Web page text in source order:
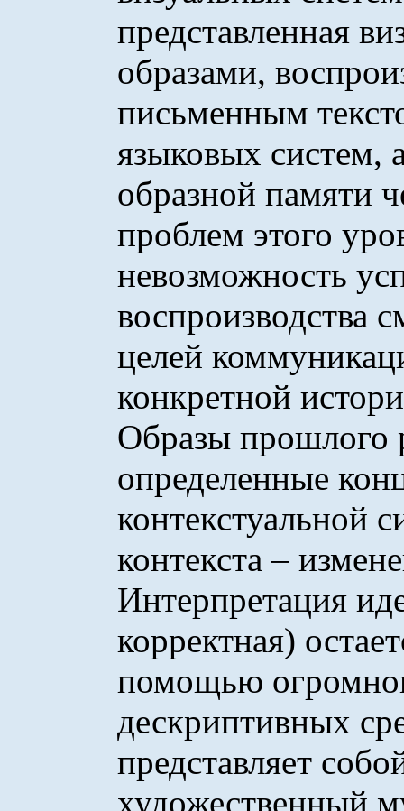
представленная
образами,
письменным
языковых систем,
образной памяти
проблем этого
невозможность
воспроизводства
целей
конкретной
Образы прошлого
определенные
контекстуальной
контекста –
Интерпретация
корректная)
помощью
дескриптивных
представляет
художественный